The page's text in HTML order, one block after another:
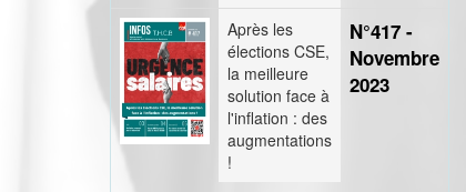
Après les
élections CSE,
la meilleure
solution face à
l'inflation : des
augmentations
!
N°417 -
Novembre
2023